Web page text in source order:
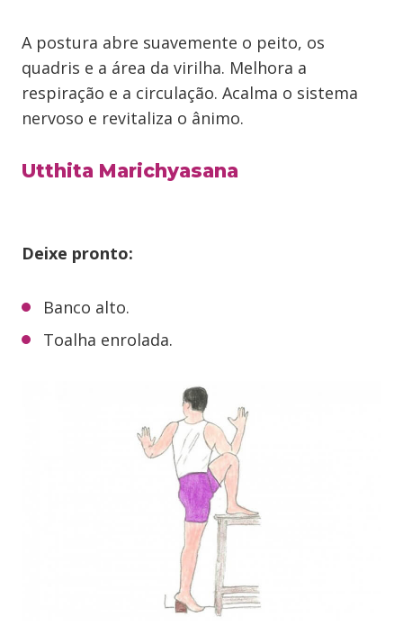
A postura abre suavemente o peito, os
quadris e a área da virilha. Melhora a
respiração e a circulação. Acalma o sistema
nervoso e revitaliza o ânimo.
Utthita Marichyasana
Deixe pronto:
Banco alto.
Toalha enrolada.